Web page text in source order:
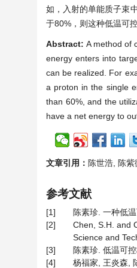
如，入射的单能质子束
于80%，则这种低温可
Abstract:A method of
energy enters into
can be realized. For
a proton in the single
than 60%, and the
have a net energy to
文章引用： 陈世浩, 陈
参考文献
[1]
陈素珍. 一种低
[2]
Chen, S.H. and
Science and
[3]
陈素珍. 低温可
[4]
杨福家, 王炎森,